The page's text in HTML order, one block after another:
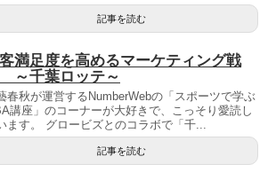
記事を読む
満足度を高めるマーケティング戦
～千葉ロッテ～
春秋が運営するNumberWebの「スポーツで学ぶ
講座」のコーナーが大好きで、こっそり愛読し
ます。 グロービズとのコラボで「千...
記事を読む